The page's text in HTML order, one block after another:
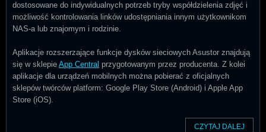
dostosowane do indywidualnych potrzeb tryby współdzielenia zdjęć i
możliwość kontrolowania linków udostępniania innym użytkownikom
NAS-a lub znajomym i rodzinie.
Aplikacje rozszerzające funkcje dysków sieciowych Asustor znajdują
się w sklepie App Central przygotowanym przez producenta. Z kolei
aplikacje dla urządzeń mobilnych można pobierać z oficjalnych
sklepów twórców platform: Google Play Store (Android) i Apple App
Store (iOS).
CZYTAJ DALEJ